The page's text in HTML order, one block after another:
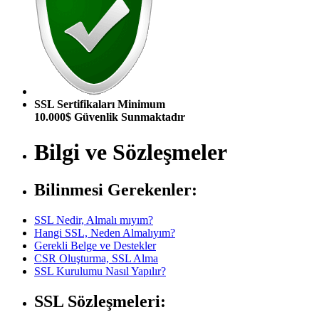
SSL Sertifikaları Minimum
10.000$ Güvenlik Sunmaktadır
Bilgi ve Sözleşmeler
Bilinmesi Gerekenler:
SSL Nedir, Almalı mıyım?
Hangi SSL, Neden Almalıyım?
Gerekli Belge ve Destekler
CSR Oluşturma, SSL Alma
SSL Kurulumu Nasıl Yapılır?
SSL Sözleşmeleri: